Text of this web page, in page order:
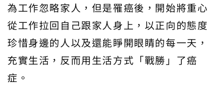
為工作忽略家人，但是罹癌後，開始將重心
從工作拉回自己跟家人身上，以正向的態度
珍惜身邊的人以及還能睜開眼睛的每一天，
充實生活，反而用生活方式「戰勝」了癌
症。